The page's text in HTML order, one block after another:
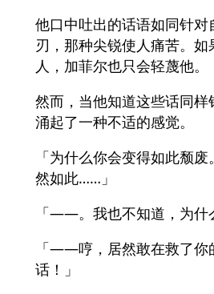
他口中吐出的话语如同针对
刃，那种尖锐使人痛苦。
人，加菲尔也只会轻蔑他。
然而，当他知道这些话同样
涌起了一种不适的感觉。
「为什么你会变得如此颓
然如此……」
「――。我也不知道，为什
「――哼，居然敢在救了你
话！」